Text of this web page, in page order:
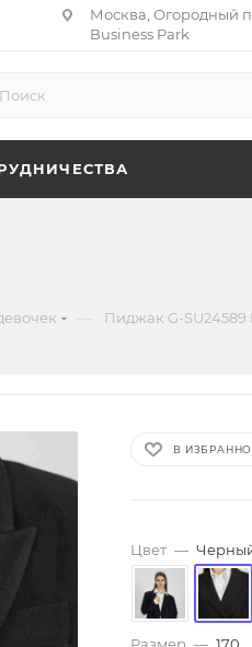
Москва, Огородный
Business Park
Пиджак G-SU24589
В
Цвет —